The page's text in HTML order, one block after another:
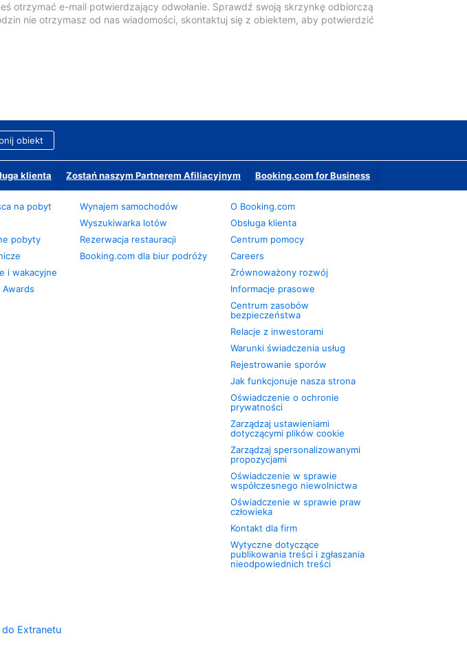
otrzymać e-mail potwierdzający odwołanie. Sprawdź swoją skrzynkę odbiorczą
nie otrzymasz od nas wiadomości, skontaktuj się z obiektem, aby potwierdzić
obiekt
klienta Zostań naszym Partnerem Afiliacyjnym Booking.com for Business
na pobyt
pobyty
i wakacyjne
Awards
Wynajem samochodów
Wyszukiwarka lotów
Rezerwacja restauracji
Booking.com dla biur podróży
O Booking.com
Obsługa klienta
Centrum pomocy
Careers
Zrównoważony rozwój
Informacje prasowe
Centrum zasobów
bezpieczeństwa
Relacje z inwestorami
Warunki świadczenia usług
Rejestrowanie sporów
Jak funkcjonuje nasza strona
Oświadczenie o ochronie
prywatności
Zarządzaj ustawieniami
dotyczącymi plików cookie
Zarządzaj spersonalizowanymi
propozycjami
Oświadczenie w sprawie
współczesnego niewolnictwa
Oświadczenie w sprawie praw
człowieka
Kontakt dla firm
Wytyczne dotyczące
publikowania treści i zgłaszania
nieodpowiednich treści
Extranetu